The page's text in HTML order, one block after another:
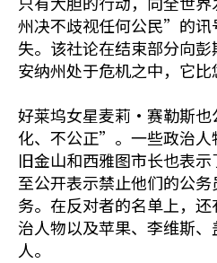
州决不歧视任何公民”的讯
失。该社论在结束部分向
安纳州处于危机之中，它
好莱坞女星麦莉·赛勒斯
化、不公正”。一些政治人
旧金山和西雅图市长也表
至公开表示禁止他们的公
务。在反对者的名单上，
治人物以及苹果、李维斯
人。